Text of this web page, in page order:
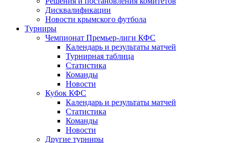
Дисквалификации
Новости крымского футбола
Турниры
Чемпионат Премьер-лиги КФС
Календарь и результаты матчей
Турнирная таблица
Статистика
Команды
Новости
Кубок КФС
Календарь и результаты матчей
Статистика
Команды
Новости
Другие турниры